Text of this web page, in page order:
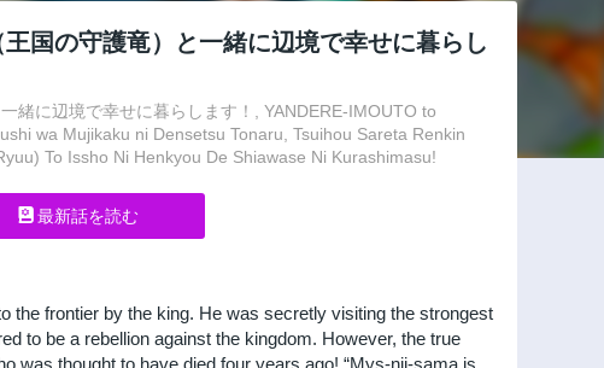
国の守護竜）と一緒に辺境で幸せに暮らし
緒に辺境で幸せに暮らします！, YANDERE-IMOUTO to
wa Mujikaku ni Densetsu Tonaru, Tsuihou Sareta Renkin
To Issho Ni Henkyou De Shiawase Ni Kurashimasu!
最新話を読む
the frontier by the king. He was secretly visiting the strongest
to be a rebellion against the kingdom. However, the true